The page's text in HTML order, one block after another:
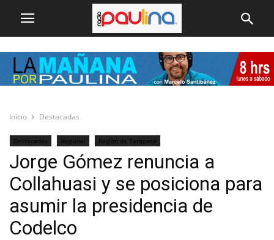
Inicio Destacadas
Destacadas Regional Región de Tarapacá
Jorge Gómez renuncia a
Collahuasi y se posiciona para
asumir la presidencia de
Codelco